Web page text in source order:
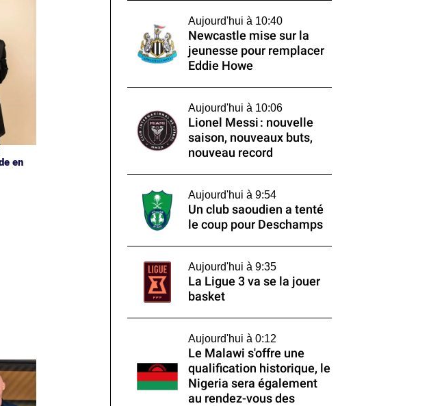
en
Aujourd'hui à 10:40
Newcastle mise sur la
jeunesse pour remplacer
Eddie Howe
Aujourd'hui à 10:06
Lionel Messi : nouvelle
saison, nouveaux buts,
nouveau record
Aujourd'hui à 9:54
Un club saoudien a tenté
le coup pour Deschamps
Aujourd'hui à 9:35
La Ligue 3 va se la jouer
basket
Aujourd'hui à 0:12
Le Malawi s'offre une
qualification historique, le
Nigeria sera également
au rendez-vous des